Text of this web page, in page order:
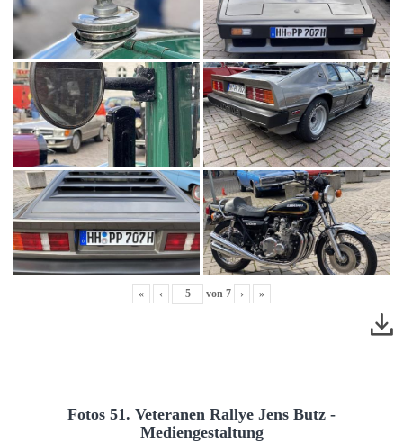
« ‹ von 7 › »
Fotos 51. Veteranen Rallye Jens Butz -
Mediengestaltung